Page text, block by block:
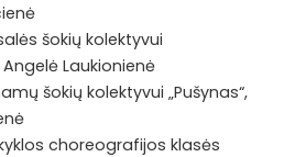
šokių kolektyvui
Angelė Laukionienė
šokių kolektyvui „Pušynas“,
choreografijos klasės